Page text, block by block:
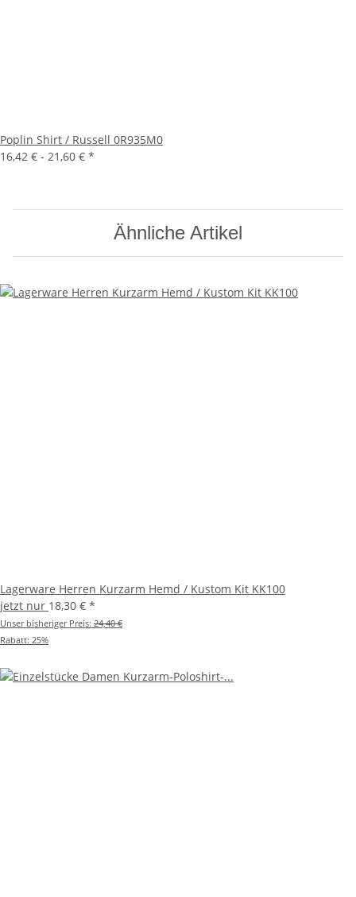
Poplin Shirt / Russell 0R935M0
16,42 € - 21,60 € *
Ähnliche Artikel
Lagerware Herren Kurzarm Hemd / Kustom Kit KK100
jetzt nur 18,30 € *
Unser bisheriger Preis: 24,40 €
Rabatt: 25%